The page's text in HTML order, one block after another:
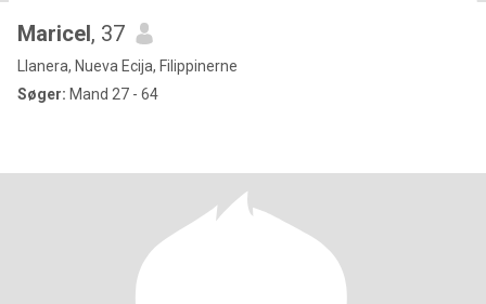
Maricel, 37
Llanera, Nueva Ecija, Filippinerne
Søger: Mand 27 - 64